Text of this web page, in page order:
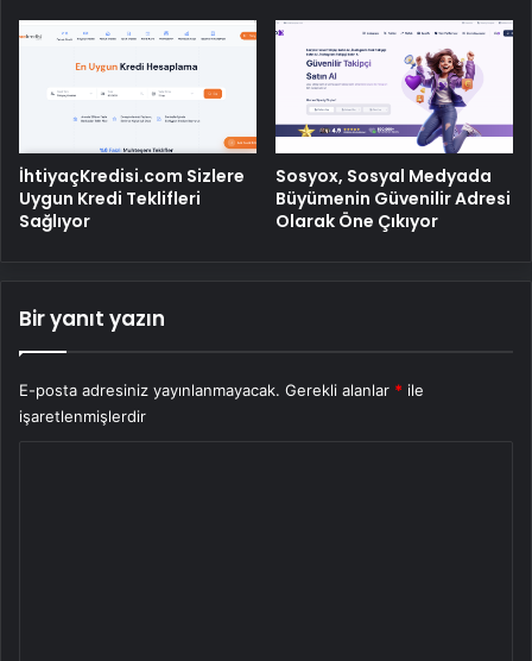
İhtiyaçKredisi.com Sizlere
Uygun Kredi Teklifleri
Sağlıyor
Sosyox, Sosyal Medyada
Büyümenin Güvenilir Adresi
Olarak Öne Çıkıyor
Bir yanıt yazın
E-posta adresiniz yayınlanmayacak. Gerekli alanlar * ile
işaretlenmişlerdir